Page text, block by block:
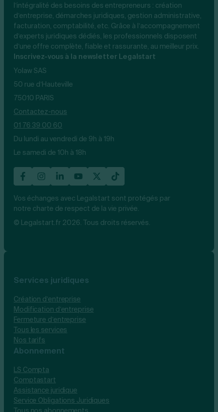
l’intégralité des besoins des entrepreneurs : création
d’entreprise, démarches juridiques, gestion administrative,
facturation, comptabilité, etc. Grâce à l’accompagnement
d’experts juridiques dédiés, les professionnels disposent
d’une offre complète, fiable et rassurante, au meilleur prix.
Inscrivez-vous à la newsletter Legalstart
Yolaw SAS
50 rue d’Hauteville
75010 PARIS
Contactez-nous
01 76 39 00 60
Du lundi au vendredi de 9h à 19h
Le samedi de 10h à 18h
Vos échanges avec Legalstart sont protégés par
notre charte de respect de la vie privée.
© Legalstart.fr 2026. Tous droits réservés.
Services juridiques
Création d’entreprise
Modification d’entreprise
Fermeture d’entreprise
Tous les services
Nos tarifs
Abonnement
LS Compta
Comptastart
Assistance juridique
Service Obligations Juridiques